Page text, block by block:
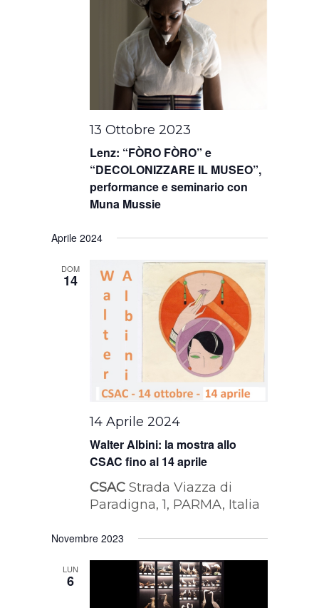
Lenz: “FÒRO FÒRO” e
“DECOLONIZZARE IL MUSEO”,
performance e seminario con
Muna Mussie
13 Ottobre 2023
Aprile 2024
DOM
14
Walter Albini: la mostra allo
CSAC fino al 14 aprile
14 Aprile 2024
CSACStrada Viazza di
Paradigna, 1, PARMA, Italia
Novembre 2023
LUN
6